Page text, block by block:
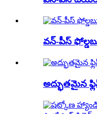
వన్-పీస్
అద్భుతమైన